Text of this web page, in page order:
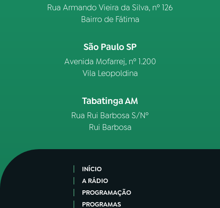
Rua Armando Vieira da Silva, nº 126
Bairro de Fátima
São Paulo SP
Avenida Mofarrej, nº 1.200
Vila Leopoldina
Tabatinga AM
Rua Rui Barbosa S/Nº
Rui Barbosa
INÍCIO
A RÁDIO
PROGRAMAÇÃO
PROGRAMAS